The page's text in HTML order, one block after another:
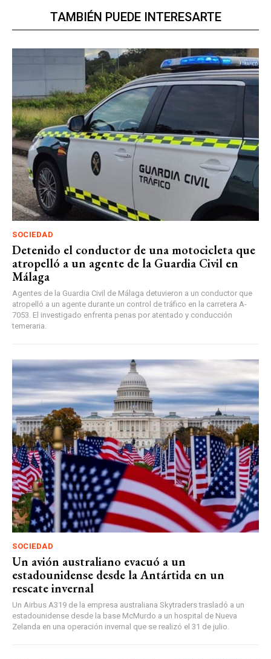
TAMBIÉN PUEDE INTERESARTE
SOCIEDAD
Detenido el conductor de una motocicleta que
atropelló a un agente de la Guardia Civil en
Málaga
Agentes de la Guardia Civil de Málaga detuvieron a un conductor que
atropelló a un agente durante un control de tráfico en la carretera A-
7053. El investigado enfrenta penas por atentado y conducción
temeraria.
SOCIEDAD
Un avión australiano evacuó a un
estadounidense desde la Antártida en un
rescate invernal
Un Airbus A319 de la empresa australiana Skytraders trasladó a un
estadounidense desde la base McMurdo a un hospital de Nueva
Zelanda en una operación invernal que se realizó el 31 de julio.